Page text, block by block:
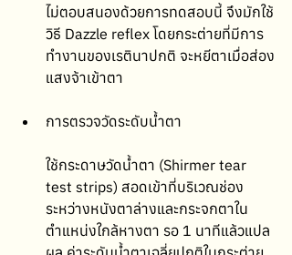
ไม่ตอบสนองด้วยการทดสอบนี้ จึงมักใช้
วิธี Dazzle reflex โดยกระต่ายที่มีการ
ทำงานของเรตินาปกติ จะหยีตาเมื่อส่อง
แสงจ้าเข้าตา
การตรวจวัดระดับน้ำตา
ใช้กระดาษวัดน้ำตา (Shirmer tear
test strips) สอดเข้าที่บริเวณช่อง
ระหว่างหนังตาล่างและกระจกตาใน
ตำแหน่งใกล้หางตา รอ 1 นาทีแล้วแปล